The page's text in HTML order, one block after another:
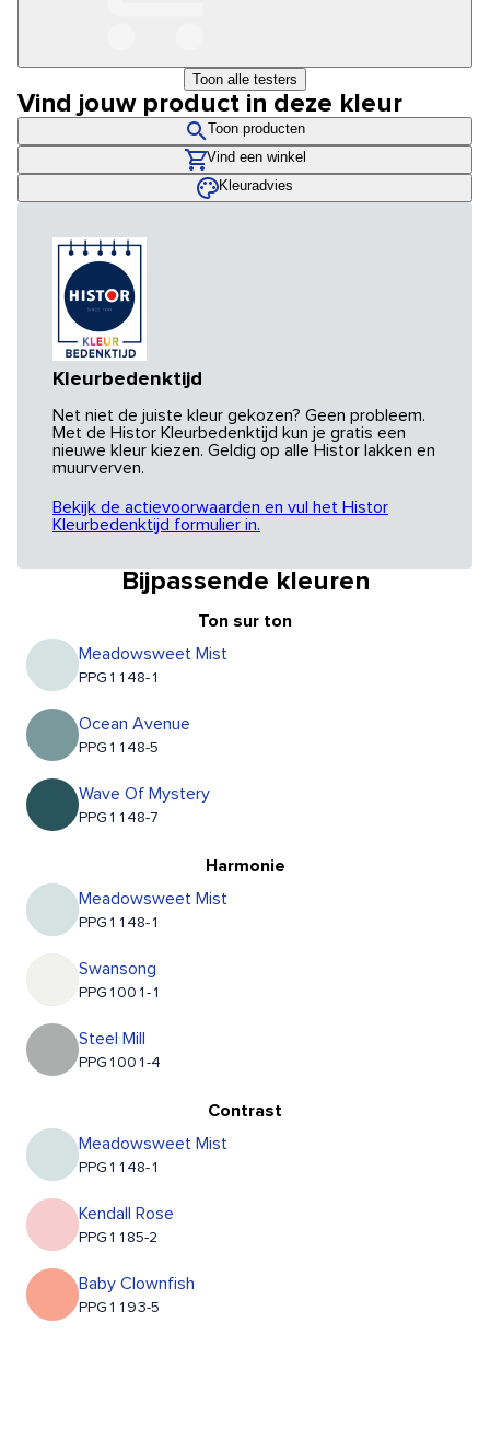
Toon alle testers
Vind jouw product in deze kleur
Toon producten
Vind een winkel
Kleuradvies
Kleurbedenktijd
Net niet de juiste kleur gekozen? Geen probleem.
Met de Histor Kleurbedenktijd kun je gratis een
nieuwe kleur kiezen. Geldig op alle Histor lakken en
muurverven.
Bekijk de actievoorwaarden en vul het Histor
Kleurbedenktijd formulier in.
Bijpassende kleuren
Ton sur ton
Meadowsweet Mist
PPG1148-1
Ocean Avenue
PPG1148-5
Wave Of Mystery
PPG1148-7
Harmonie
Meadowsweet Mist
PPG1148-1
Swansong
PPG1001-1
Steel Mill
PPG1001-4
Contrast
Meadowsweet Mist
PPG1148-1
Kendall Rose
PPG1185-2
Baby Clownfish
PPG1193-5